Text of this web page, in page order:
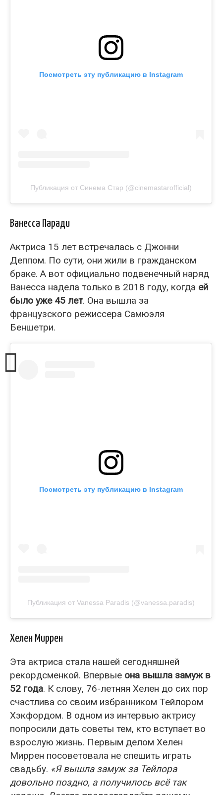
Посмотреть эту публикацию в Instagram
Публикация от Синема Стар (@cinemastarofficial)
Ванесса Паради
Актриса 15 лет встречалась с Джонни
Деппом. По сути, они жили в гражданском
браке. А вот официально подвенечный наряд
Ванесса надела только в 2018 году, когда ей
было уже 45 лет. Она вышла за
французского режиссера Самюэля
Беншетри.
Посмотреть эту публикацию в Instagram
Публикация от Vanessa Paradis (@vanessa.paradis)
Хелен Миррен
Эта актриса стала нашей сегодняшней
рекордсменкой. Впервые она вышла замуж в
52 года. К слову, 76-летняя Хелен до сих пор
счастлива со своим избранником Тейлором
Хэкфордом. В одном из интервью актрису
попросили дать советы тем, кто вступает во
взрослую жизнь. Первым делом Хелен
Миррен посоветовала не спешить играть
свадьбу. «Я вышла замуж за Тейлора
довольно поздно, а получилось всё так